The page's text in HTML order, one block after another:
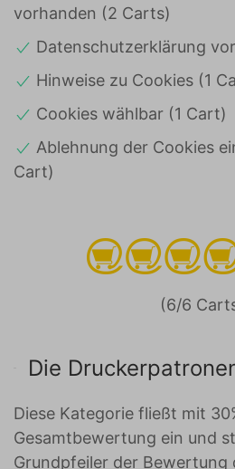
vorhanden (2 Carts)
Datenschutzerklärung
Hinweise zu Cookies (1
Cookies wählbar (1 Cart)
Ablehnung der Cookies
Cart)
(6/6
Die
Diese Kategorie fließt mit
Gesamtbewertung ein und
Grundpfeiler der Bewertung